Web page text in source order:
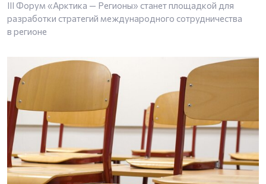
III Форум «Арктика — Регионы» станет площадкой для
разработки стратегий международного сотрудничества
в регионе